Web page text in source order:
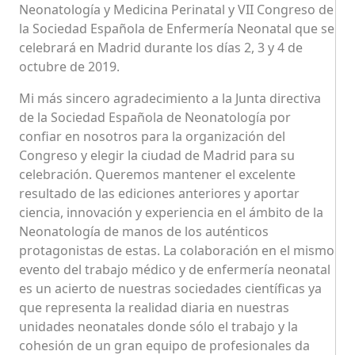
Neonatología y Medicina Perinatal y VII Congreso de
la Sociedad Española de Enfermería Neonatal que se
celebrará en Madrid durante los días 2, 3 y 4 de
octubre de 2019.
Mi más sincero agradecimiento a la Junta directiva
de la Sociedad Española de Neonatología por
confiar en nosotros para la organización del
Congreso y elegir la ciudad de Madrid para su
celebración. Queremos mantener el excelente
resultado de las ediciones anteriores y aportar
ciencia, innovación y experiencia en el ámbito de la
Neonatología de manos de los auténticos
protagonistas de estas. La colaboración en el mismo
evento del trabajo médico y de enfermería neonatal
es un acierto de nuestras sociedades científicas ya
que representa la realidad diaria en nuestras
unidades neonatales donde sólo el trabajo y la
cohesión de un gran equipo de profesionales da